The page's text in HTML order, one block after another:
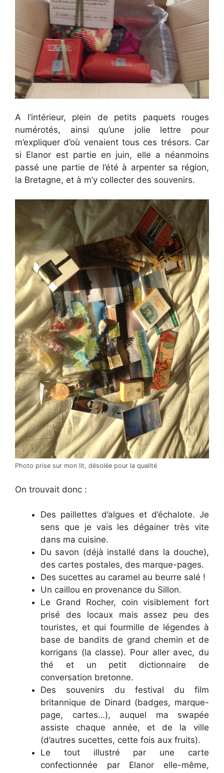
A l’intérieur, plein de petits paquets rouges
numérotés, ainsi qu’une jolie lettre pour
m’expliquer d’où venaient tous ces trésors. Car
si Elanor est partie en juin, elle a néanmoins
passé une partie de l’été à arpenter sa région,
la Bretagne, et à m’y collecter des souvenirs.
Photo prise sur mon lit, désolée pour la qualité
On trouvait donc :
Des paillettes d’algues et d’échalote. Je
sens que je vais les dégainer très vite
dans ma cuisine.
Du savon (déjà installé dans la douche),
des cartes postales, des marque-pages.
Des sucettes au caramel au beurre salé !
Un caillou en provenance du Sillon.
Le Grand Rocher, coin visiblement fort
prisé des locaux mais assez peu des
touristes, et qui fourmille de légendes à
base de bandits de grand chemin et de
korrigans (la classe). Pour aller avec, du
thé et un petit dictionnaire de
conversation bretonne.
Des souvenirs du festival du film
britannique de Dinard (badges, marque-
page, cartes…), auquel ma swapée
assiste chaque année, et de la ville
(d’autres sucettes, cette fois aux fruits).
Le tout illustré par une carte
confectionnée par Elanor elle-même,